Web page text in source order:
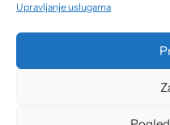
Upravljanje uslugama